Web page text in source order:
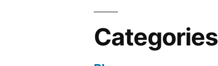
Categories